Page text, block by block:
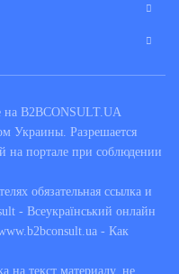
развития
Это понимают все
Но далеко
содержать в своей
по праву. В подобных
предлагающие
поддержку бизнеса.
на B2BCONSULT.UA
Украины. Разрешается
на портале при соблюдении
обязательная ссылка и
- Всеукраїнський онлайн
www.b2bconsult.ua - Как
на текст материалу, не